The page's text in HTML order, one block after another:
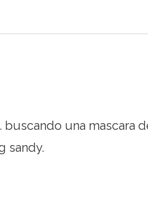
una mascara
sandy.